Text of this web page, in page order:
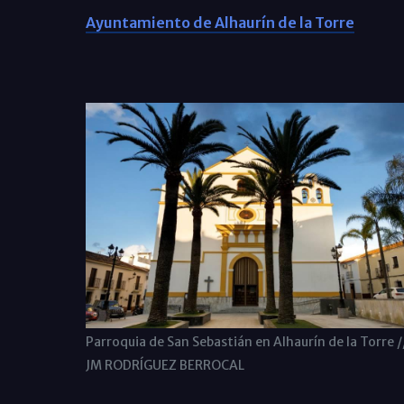
Ayuntamiento de Alhaurín de la Torre
Parroquia de San Sebastián en Alhaurín de la Torre
JM RODRÍGUEZ BERROCAL